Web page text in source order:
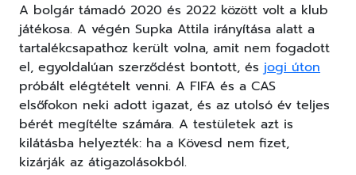
A bolgár támadó 2020 és 2022 között volt a klub
játékosa. A végén Supka Attila irányítása alatt a
tartalékcsapathoz került volna, amit nem fogadott
el, egyoldalúan szerződést bontott, és jogi úton
próbált elégtételt venni. A FIFA és a CAS
elsőfokon neki adott igazat, és az utolsó év teljes
bérét megítélte számára. A testületek azt is
kilátásba helyezték: ha a Kövesd nem fizet,
kizárják az átigazolásokból.